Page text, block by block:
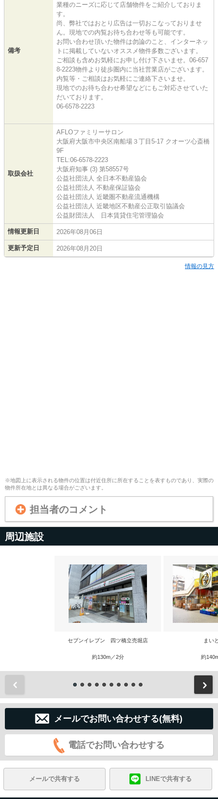
備考
業種のニーズに応じて店舗物件をご紹介しておりま
す。
尚、弊社ではおとり広告は一切おこなっておりませ
ん。現地での内覧お待ち合わせ等も可能です。
お問い合わせ頂いた物件は勿論のこと、インターネッ
トに掲載していないオススメ物件多数ございます。
ご相談も含めお気軽にお申し付け下さいませ。06-657
8-2223物件より徒歩圏内に当社営業店がございます。
内覧等・ご相談はお気軽にご連絡下さいませ。
現地でのお待ち合わせ希望などにもご対応させていた
だいております。
06-6578-2223
取扱会社
AFLOファミリーサロン
大阪府大阪市中央区南船場３丁目5-17 クオーツ心斎橋
9F
TEL:06-6578-2223
大阪府知事 (3) 第58557号
公益社団法人 全日本不動産協会
公益社団法人 不動産保証協会
公益社団法人 近畿圏不動産流通機構
公益社団法人 近畿地区不動産公正取引協議会
公益財団法人 日本賃貸住宅管理協会
情報更新日 2026年08月06日
更新予定日 2026年08月20日
情報の見方
※地図上に表示される物件の位置は付近住所に所在することを表すものであり、実際の
物件所在地とは異なる場合がございます。
担当者のコメント
周辺施設
セブンイレブン 四ツ橋立売堀店
約130m／2分
まい
約
メールでお問い合わせする(無料)
電話でお問い合わせする
メールで共有する LINEで共有する